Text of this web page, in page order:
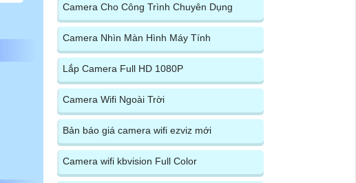
Camera Cho Công Trình Chuyên Dụng
Camera Nhìn Màn Hình Máy Tính
Lắp Camera Full HD 1080P
Camera Wifi Ngoài Trời
Bản báo giá camera wifi ezviz mới
Camera wifi kbvision Full Color